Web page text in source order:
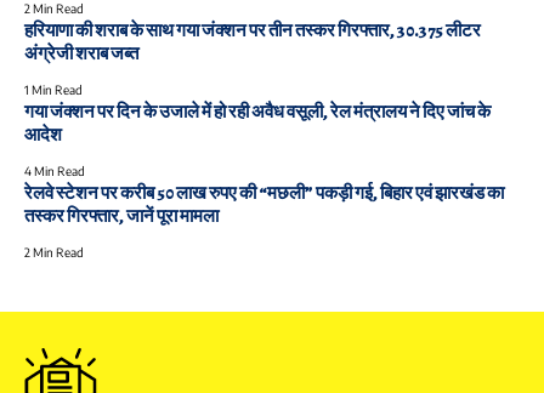
2 Min Read
हरियाणा की शराब के साथ गया जंक्शन पर तीन तस्कर गिरफ्तार, 30.375 लीटर
अंग्रेजी शराब जब्त
1 Min Read
गया जंक्शन पर दिन के उजाले में हो रही अवैध वसूली, रेल मंत्रालय ने दिए जांच के
आदेश
4 Min Read
रेलवे स्टेशन पर करीब 50 लाख रुपए की “मछली” पकड़ी गई, बिहार एवं झारखंड का
तस्कर गिरफ्तार, जानें पूरा मामला
2 Min Read